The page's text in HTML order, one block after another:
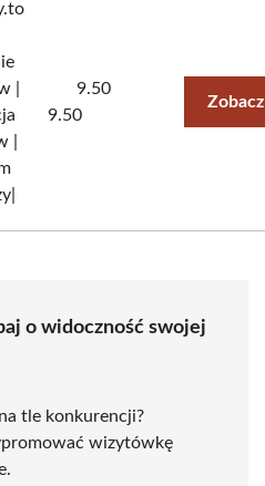
|
|
9.50
9.50
o widoczność swojej
tle konkurencji?
wizytówkę